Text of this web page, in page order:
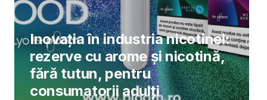
Inovația în industria nicotinei:
rezerve cu arome și nicotină,
fără tutun, pentru
consumatorii adulți